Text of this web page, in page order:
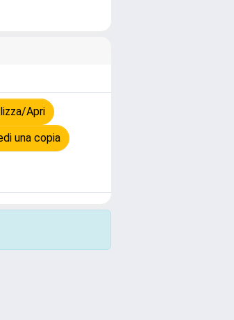
Apri
una copia